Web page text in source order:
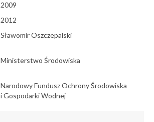
2009
2012
Sławomir Oszczepalski
Ministerstwo Środowiska
Narodowy Fundusz Ochrony Środowiska
i Gospodarki Wodnej